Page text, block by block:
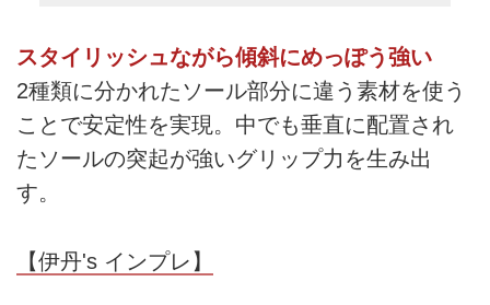
スタイリッシュながら傾斜にめっぽう強い
2種類に分かれたソール部分に違う素材を使う
ことで安定性を実現。中でも垂直に配置され
たソールの突起が強いグリップ力を生み出
す。
【伊丹's インプレ】